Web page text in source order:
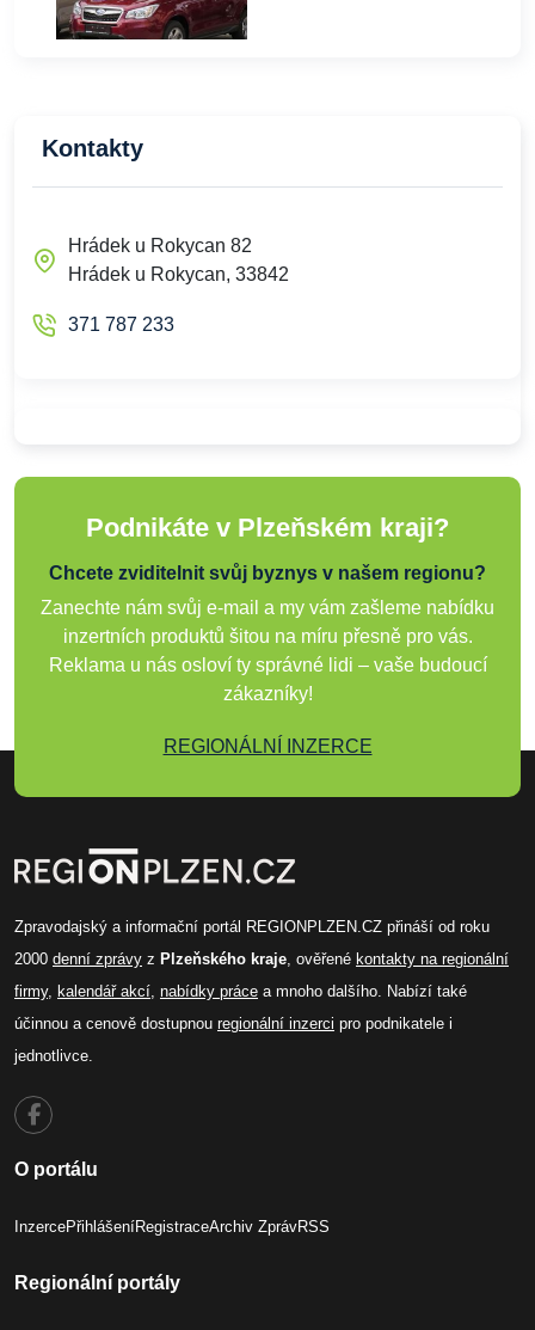
Kontakty
Hrádek u Rokycan 82
Hrádek u Rokycan, 33842
371 787 233
Podnikáte v Plzeňském kraji?
Chcete zviditelnit svůj byznys v našem regionu?
Zanechte nám svůj e-mail a my vám zašleme nabídku
inzertních produktů šitou na míru přesně pro vás.
Reklama u nás osloví ty správné lidi – vaše budoucí
zákazníky!
REGIONÁLNÍ INZERCE
Zpravodajský a informační portál REGIONPLZEN.CZ přináší od roku
2000 denní zprávy z Plzeňského kraje, ověřené kontakty na regionální
firmy, kalendář akcí, nabídky práce a mnoho dalšího. Nabízí také
účinnou a cenově dostupnou regionální inzerci pro podnikatele i
jednotlivce.
O portálu
InzercePřihlášeníRegistraceArchiv ZprávRSS
Regionální portály